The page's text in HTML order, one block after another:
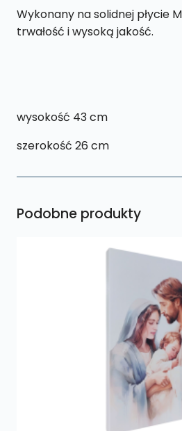
Wykonany na solidnej płycie
trwałość i wysoką jakość.
wysokość 43 cm
szerokość 26 cm
Podobne produkty